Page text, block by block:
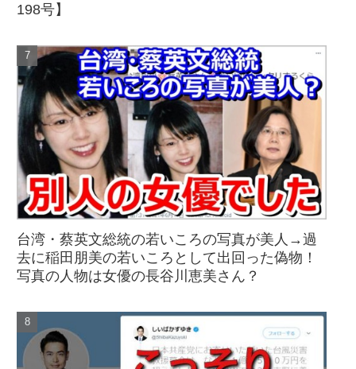
198号】
台湾・蔡英文総統の若いころの写真が美人→過
去に稲田朋美の若いころとして出回った偽物！
写真の人物は女優の長谷川恵美さん？